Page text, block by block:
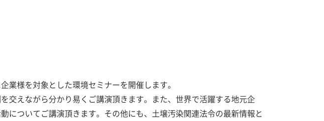
様を対象とした環境セミナーを開催します。
交えながら分かり易くご講演頂きます。また、世界で活躍する地元企
についてご講演頂きます。その他にも、土壌汚染関連法令の最新情報と